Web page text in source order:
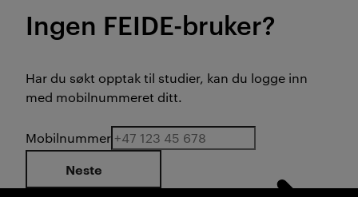
Ingen FEIDE-bruker?
Har du søkt opptak til studier, kan du logge inn
med mobilnummeret ditt.
Mobilnummer
Neste